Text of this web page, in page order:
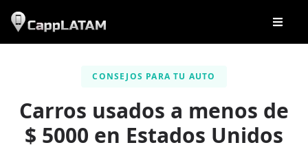
CONSEJOS PARA TU AUTO
Carros usados a menos de
$ 5000 en Estados Unidos